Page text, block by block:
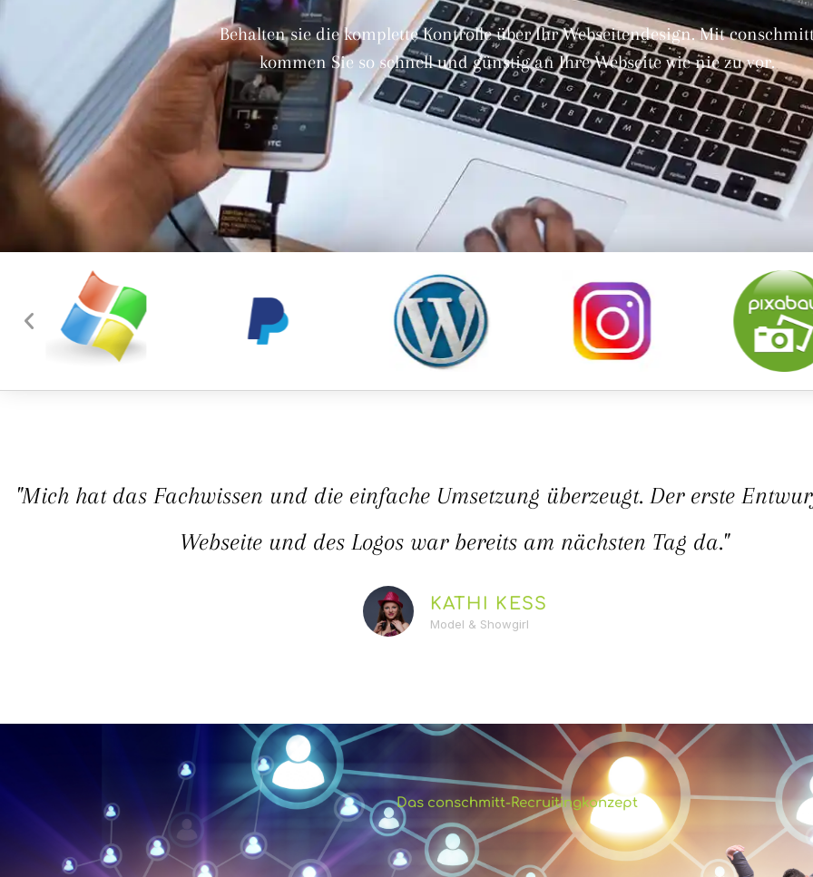
Behalten sie die komplette Kontrolle über Ihr Webseitendesign. Mit
kommen Sie so schnell und günstig an Ihre Webseite wie nie zu vor.
"Mich hat das Fachwissen und die einfache Umsetzung überzeugt. Der erste
Webseite und des Logos war bereits am nächsten Tag da."
KATHI KESS
Model & Showgirl
Das conschmitt-Recruitingkonzept